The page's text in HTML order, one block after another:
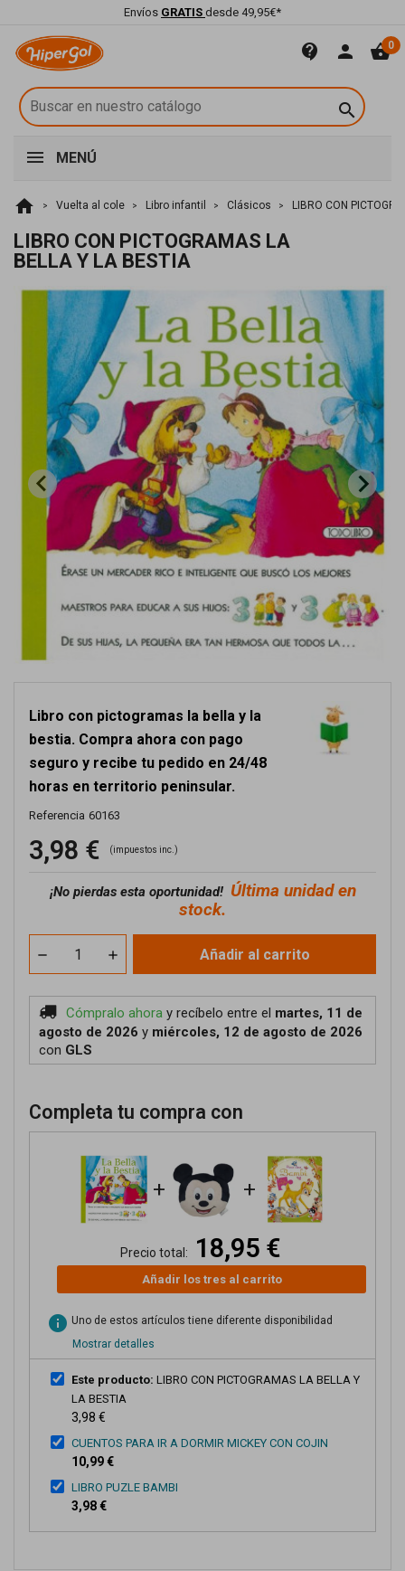
Envíos GRATIS desde 49,95€*
contact_support person shopping_basket0

MENÚ
home Vuelta al cole Libro infantil Clásicos LIBRO CON
LIBRO CON PICTOGRAMAS LA
BELLA Y LA BESTIA
Libro con pictogramas la bella y la
bestia. Compra ahora con pago
seguro y recibe tu pedido en 24/48
horas en territorio peninsular.
Referencia 60163
3,98 € (impuestos inc.)
¡No pierdas esta oportunidad! Última unidad en
stock.
Añadir al carrito
Cómpralo ahora y recíbelo entre el martes, 11 de
agosto de 2026 y miércoles, 12 de agosto de 2026
con GLS
Completa tu compra con
+ +
Precio total: 18,95 €
Añadir los tres al carrito
info Uno de estos artículos tiene diferente disponibilidad
Mostrar detalles
Este producto: LIBRO CON PICTOGRAMAS LA BELLA Y
LA BESTIA
3,98 €
CUENTOS PARA IR A DORMIR MICKEY CON COJIN
10,99 €
LIBRO PUZLE BAMBI
3,98 €